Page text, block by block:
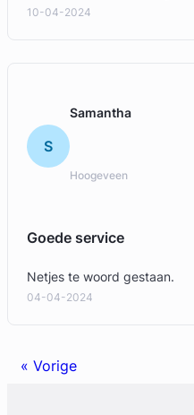
10-04-2024
S
Samantha
Hoogeveen
Goede service
Netjes te woord gestaan.
04-04-2024
« Vorige